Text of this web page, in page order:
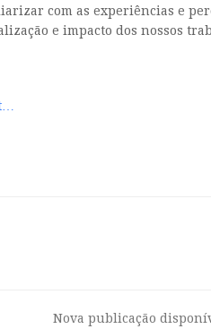
com as experiências e
e impacto dos nossos
Nova publicação